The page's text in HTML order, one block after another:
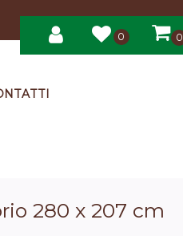
0
0
280 x 207 cm